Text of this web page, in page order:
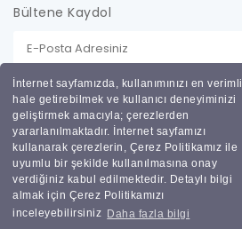
İnternet sayfamızda, kullanımınızı en verimli
hale getirebilmek ve kullanıcı deneyiminizi
geliştirmek amacıyla; çerezlerden
yararlanılmaktadır. İnternet sayfamızı
kullanarak çerezlerin, Çerez Politikamız ile
uyumlu bir şekilde kullanılmasına onay
verdiğiniz kabul edilmektedir. Detaylı bilgi
almak için Çerez Politikamızı
inceleyebilirsiniz Daha fazla bilgi
Bültene Kaydol